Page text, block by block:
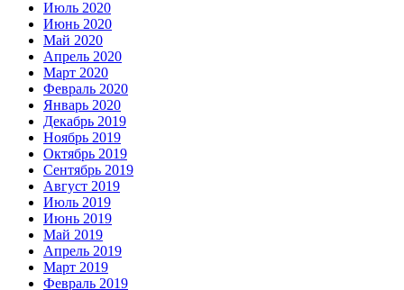
Июль 2020
Июнь 2020
Май 2020
Апрель 2020
Март 2020
Февраль 2020
Январь 2020
Декабрь 2019
Ноябрь 2019
Октябрь 2019
Сентябрь 2019
Август 2019
Июль 2019
Июнь 2019
Май 2019
Апрель 2019
Март 2019
Февраль 2019